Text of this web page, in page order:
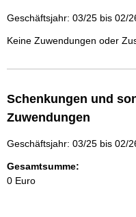
Geschäftsjahr: 03/25 bis 02/
Keine Zuwendungen oder
Schenkungen und
Zuwendungen
Geschäftsjahr: 03/25 bis 02/
Gesamtsumme:
0 Euro